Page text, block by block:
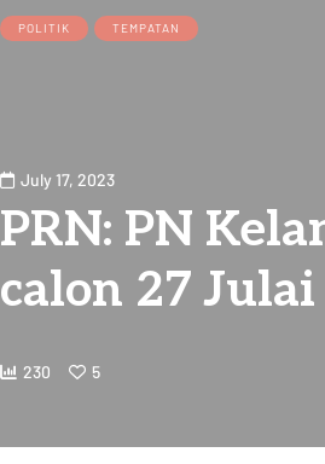
POLITIK TEMPATAN
July 17, 2023
PRN: PN
calon 27 Julai
230 5